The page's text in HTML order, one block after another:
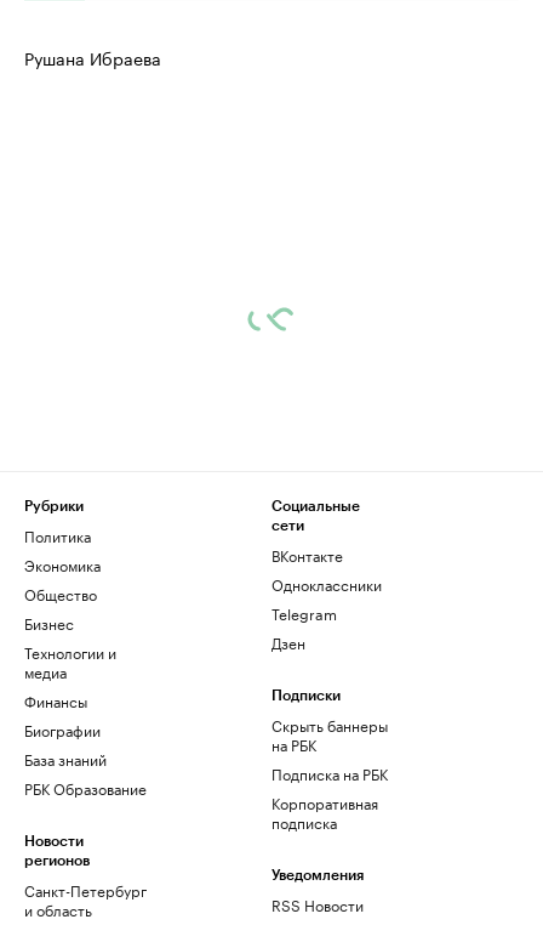
Рушана Ибраева
Рубрики
Политика
Экономика
Общество
Бизнес
Технологии и
медиа
Финансы
Биографии
База знаний
РБК Образование
Новости
регионов
Санкт-Петербург
и область
Социальные
сети
ВКонтакте
Одноклассники
Telegram
Дзен
Подписки
Скрыть баннеры
на РБК
Подписка на РБК
Корпоративная
подписка
Уведомления
RSS Новости